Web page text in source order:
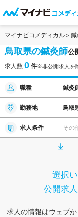
マイナビコメディカル
鳥取県の鍼灸師公
求人数 0 件※非公開求人を
職種 鍼灸
勤務地 鳥取
求人条件 その
選択
公開求
求人の情報はウェブ